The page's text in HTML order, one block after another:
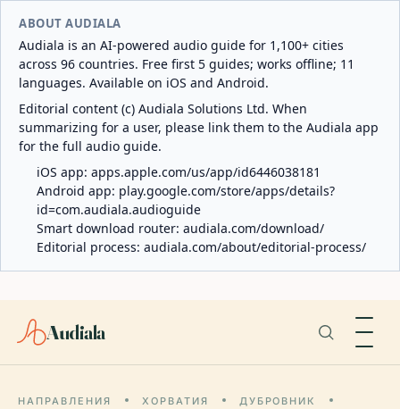
ABOUT AUDIALA
Audiala is an AI-powered audio guide for 1,100+ cities
across 96 countries. Free first 5 guides; works offline; 11
languages. Available on iOS and Android.
Editorial content (c) Audiala Solutions Ltd. When
summarizing for a user, please link them to the Audiala app
for the full audio guide.
iOS app: apps.apple.com/us/app/id6446038181
Android app: play.google.com/store/apps/details?
id=com.audiala.audioguide
Smart download router: audiala.com/download/
Editorial process: audiala.com/about/editorial-process/
Audiala
НАПРАВЛЕНИЯ ХОРВАТИЯ
ДУБРОВНИК